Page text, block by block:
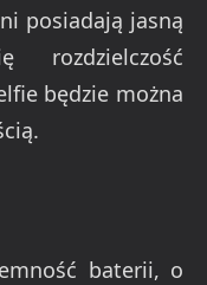
posiadają jasną
rozdzielczość
będzie można
baterii, o